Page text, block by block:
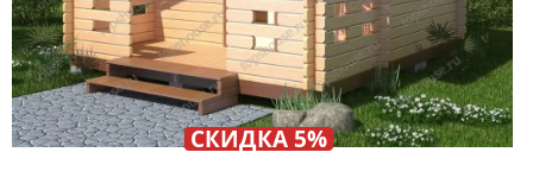
СКИДКА 5%